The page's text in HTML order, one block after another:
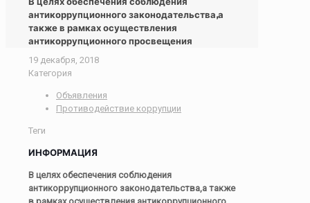
антикоррупционного законодательства,а
также в рамках осуществления
антикоррупционного просвещения
19 декабря, 2018
Категория
Объявления
Противодействие коррупции
Теги
ИНФОРМАЦИЯ
В целях обеспечения соблюдения
антикоррупционного законодательства,а также